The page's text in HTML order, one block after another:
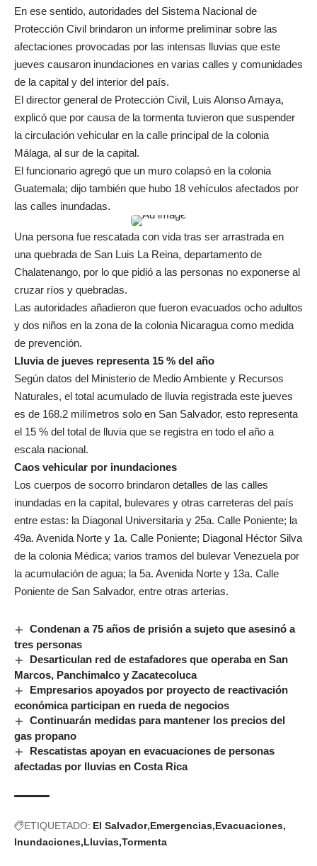
En ese sentido, autoridades del Sistema Nacional de
Protección Civil brindaron un informe preliminar sobre las
afectaciones provocadas por las intensas lluvias que este
jueves causaron inundaciones en varias calles y comunidades
de la capital y del interior del país.
El director general de Protección Civil, Luis Alonso Amaya,
explicó que por causa de la tormenta tuvieron que suspender
la circulación vehicular en la calle principal de la colonia
Málaga, al sur de la capital.
El funcionario agregó que un muro colapsó en la colonia
Guatemala; dijo también que hubo 18 vehículos afectados por
las calles inundadas.
Una persona fue rescatada con vida tras ser arrastrada en
una quebrada de San Luis La Reina, departamento de
Chalatenango, por lo que pidió a las personas no exponerse al
cruzar ríos y quebradas.
Las autoridades añadieron que fueron evacuados ocho adultos
y dos niños en la zona de la colonia Nicaragua como medida
de prevención.
Lluvia de jueves representa 15 % del año
Según datos del Ministerio de Medio Ambiente y Recursos
Naturales, el total acumulado de lluvia registrada este jueves
es de 168.2 milímetros solo en San Salvador, esto representa
el 15 % del total de lluvia que se registra en todo el año a
escala nacional.
Caos vehicular por inundaciones
Los cuerpos de socorro brindaron detalles de las calles
inundadas en la capital, bulevares y otras carreteras del país
entre estas: la Diagonal Universitaria y 25a. Calle Poniente; la
49a. Avenida Norte y 1a. Calle Poniente; Diagonal Héctor Silva
de la colonia Médica; varios tramos del bulevar Venezuela por
la acumulación de agua; la 5a. Avenida Norte y 13a. Calle
Poniente de San Salvador, entre otras arterias.
Condenan a 75 años de prisión a sujeto que asesinó a
tres personas
Desarticulan red de estafadores que operaba en San
Marcos, Panchimalco y Zacatecoluca
Empresarios apoyados por proyecto de reactivación
económica participan en rueda de negocios
Continuarán medidas para mantener los precios del
gas propano
Rescatistas apoyan en evacuaciones de personas
afectadas por lluvias en Costa Rica
ETIQUETADO: El Salvador Emergencias Evacuaciones
Inundaciones Lluvias Tormenta